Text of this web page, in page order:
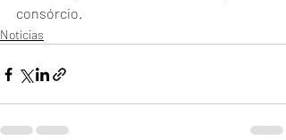
consórcio.
Notícias